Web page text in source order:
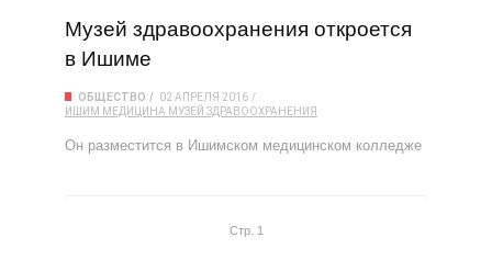
Музей здравоохра­нения откроется
в Ишиме
ОБЩЕСТВО
02 АПРЕЛЯ 2016
ИШИМ МЕДИЦИНА МУЗЕЙ ЗДРАВООХРАНЕНИЯ
Он разместится в Ишимском медицинском колледже
Стр. 1